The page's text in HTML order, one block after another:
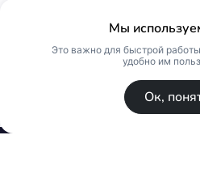
Мы
Это важно для быстрой
удобно им
Ок,